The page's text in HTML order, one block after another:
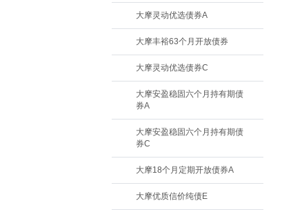
大摩灵动优选债券A
大摩丰裕63个月开放债券
大摩灵动优选债券C
大摩安盈稳固六个月持有期债
券A
大摩安盈稳固六个月持有期债
券C
大摩18个月定期开放债券A
大摩优质信价纯债E